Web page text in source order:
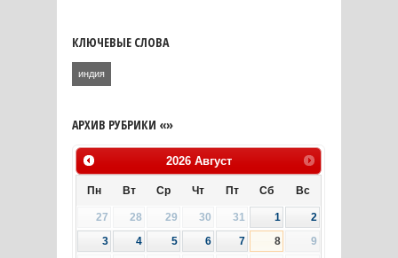
КЛЮЧЕВЫЕ СЛОВА
индия
АРХИВ РУБРИКИ «»
2026 Август
Пн Вт Ср Чт Пт Сб Вс
27 28 29 30 31 1
2
3
4 5 6 7 8
9